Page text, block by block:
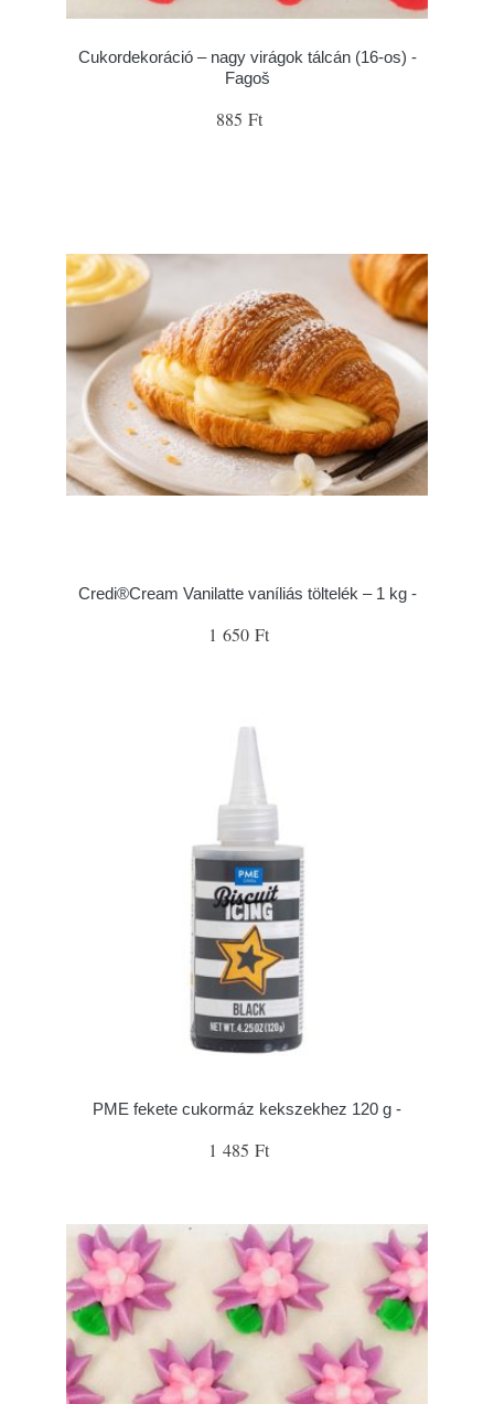
Cukordekoráció – nagy virágok tálcán (16-os) -
Fagoš
885 Ft
Credi®Cream Vanilatte vaníliás töltelék – 1 kg -
1 650 Ft
PME fekete cukormáz kekszekhez 120 g -
1 485 Ft